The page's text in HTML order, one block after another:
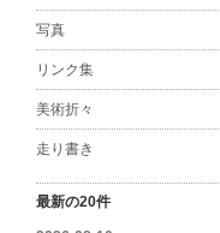
写真
リンク集
美術折々
走り書き
最新の20件